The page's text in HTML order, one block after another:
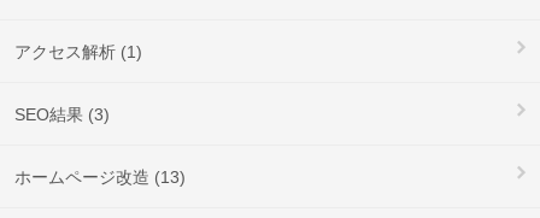
アクセス解析 (1)
SEO結果 (3)
ホームページ改造 (13)